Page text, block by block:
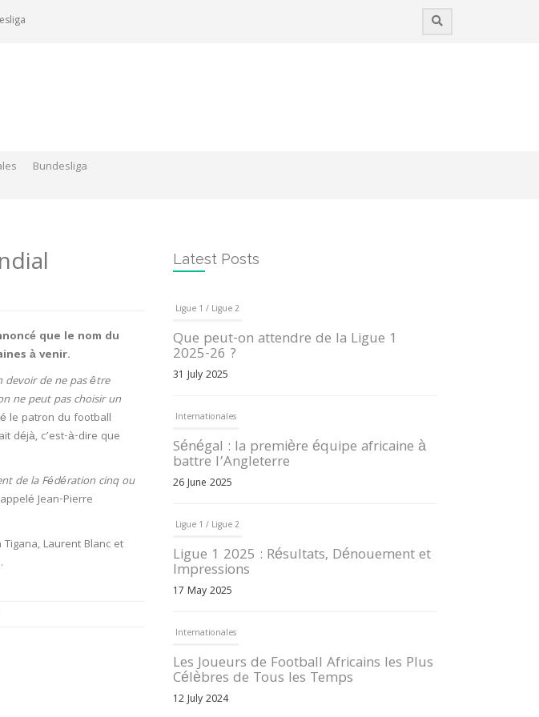
Bundesliga
que le nom du
à venir.
devoir de ne pas être
ne peut pas choisir un
le patron du football
déjà, c’est-à-dire que
de la Fédération cinq ou
Jean-Pierre
Laurent Blanc et
Latest Posts
Ligue 1 / Ligue 2
Que peut-on attendre de la Ligue 1
2025-26 ?
31 July 2025
Internationales
Sénégal : la première équipe africaine à
battre l’Angleterre
26 June 2025
Ligue 1 / Ligue 2
Ligue 1 2025 : Résultats, Dénouement et
Impressions
17 May 2025
Internationales
Les Joueurs de Football Africains les Plus
Célèbres de Tous les Temps
12 July 2024